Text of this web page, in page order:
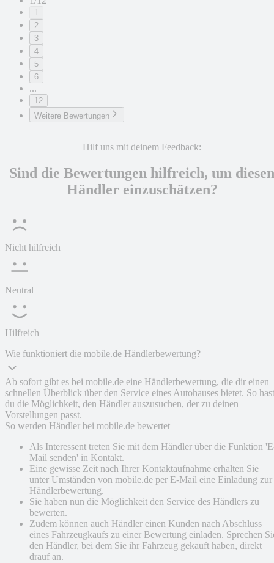
2
3
4
5
6
...
12
Weitere Bewertungen
Hilf uns mit deinem Feedback:
Sind die Bewertungen hilfreich, um diesen
Händler einzuschätzen?
Nicht hilfreich
Neutral
Hilfreich
Wie funktioniert die mobile.de Händlerbewertung?
Ab sofort gibt es bei mobile.de eine Händlerbewertung, die dir einen
schnellen Überblick über den Service eines Autohauses bietet. So hast
du die Möglichkeit, den Händler auszusuchen, der zu deinen
Vorstellungen passt.
So werden Händler bei mobile.de bewertet
Als Interessent treten Sie mit dem Händler über die Funktion
Mail senden' in Kontakt.
Eine gewisse Zeit nach Ihrer Kontaktaufnahme erhalten Sie
unter Umständen von mobile.de per E-Mail eine Einladung zur
Händlerbewertung.
Sie haben nun die Möglichkeit den Service des Händlers zu
bewerten.
Zudem können auch Händler einen Kunden nach Abschluss
eines Fahrzeugkaufs zu einer Bewertung einladen. Sprechen
den Händler, bei dem Sie ihr Fahrzeug gekauft haben, direkt
drauf an.